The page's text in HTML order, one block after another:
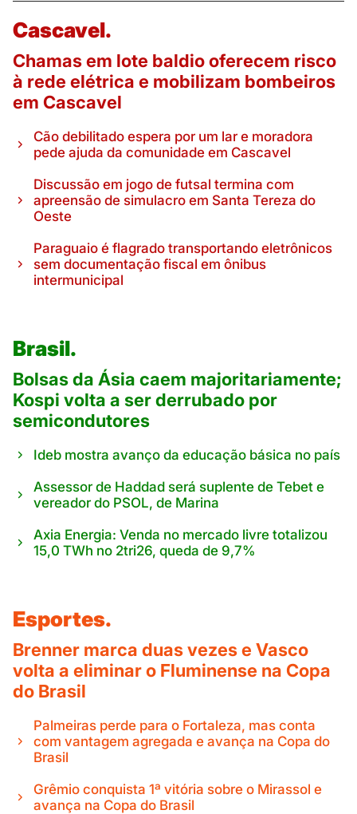
Cascavel.
Chamas em lote baldio oferecem risco
à rede elétrica e mobilizam bombeiros
em Cascavel
Cão debilitado espera por um lar e moradora
pede ajuda da comunidade em Cascavel
Discussão em jogo de futsal termina com
apreensão de simulacro em Santa Tereza do
Oeste
Paraguaio é flagrado transportando eletrônicos
sem documentação fiscal em ônibus
intermunicipal
Brasil.
Bolsas da Ásia caem majoritariamente;
Kospi volta a ser derrubado por
semicondutores
Ideb mostra avanço da educação básica no país
Assessor de Haddad será suplente de Tebet e
vereador do PSOL, de Marina
Axia Energia: Venda no mercado livre totalizou
15,0 TWh no 2tri26, queda de 9,7%
Esportes.
Brenner marca duas vezes e Vasco
volta a eliminar o Fluminense na Copa
do Brasil
Palmeiras perde para o Fortaleza, mas conta
com vantagem agregada e avança na Copa do
Brasil
Grêmio conquista 1ª vitória sobre o Mirassol e
avança na Copa do Brasil